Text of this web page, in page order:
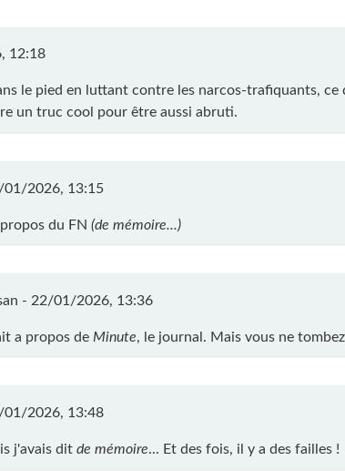
12:18
le pied en luttant contre les narcos-trafiquants, ce
un truc cool pour être aussi abruti.
01/2026, 13:15
du FN (de mémoire...)
- 22/01/2026, 13:36
a propos de Minute, le journal. Mais vous ne
01/2026, 13:48
j'avais dit de mémoire... Et des fois, il y a des failles !